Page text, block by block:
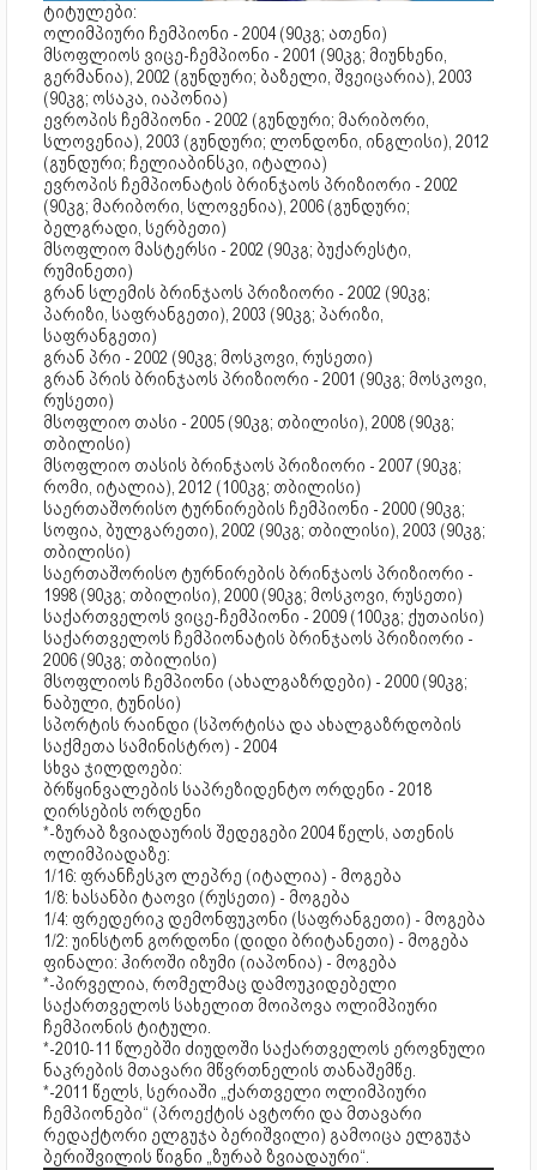
ტიტულები:
ოლიმპიური ჩემპიონი - 2004 (90კგ; ათენი)
მსოფლიოს ვიცე-ჩემპიონი - 2001 (90კგ; მიუნხენი,
გერმანია), 2002 (გუნდური; ბაზელი, შვეიცარია), 2003
(90კგ; ოსაკა, იაპონია)
ევროპის ჩემპიონი - 2002 (გუნდური; მარიბორი,
სლოვენია), 2003 (გუნდური; ლონდონი, ინგლისი), 2012
(გუნდური; ჩელიაბინსკი, იტალია)
ევროპის ჩემპიონატის ბრინჯაოს პრიზიორი - 2002
(90კგ; მარიბორი, სლოვენია), 2006 (გუნდური;
ბელგრადი, სერბეთი)
მსოფლიო მასტერსი - 2002 (90კგ; ბუქარესტი,
რუმინეთი)
გრან სლემის ბრინჯაოს პრიზიორი - 2002 (90კგ;
პარიზი, საფრანგეთი), 2003 (90კგ; პარიზი,
საფრანგეთი)
გრან პრი - 2002 (90კგ; მოსკოვი, რუსეთი)
გრან პრის ბრინჯაოს პრიზიორი - 2001 (90კგ; მოსკოვი,
რუსეთი)
მსოფლიო თასი - 2005 (90კგ; თბილისი), 2008 (90კგ;
თბილისი)
მსოფლიო თასის ბრინჯაოს პრიზიორი - 2007 (90კგ;
რომი, იტალია), 2012 (100კგ; თბილისი)
საერთაშორისო ტურნირების ჩემპიონი - 2000 (90კგ;
სოფია, ბულგარეთი), 2002 (90კგ; თბილისი), 2003 (90კგ;
თბილისი)
საერთაშორისო ტურნირების ბრინჯაოს პრიზიორი -
1998 (90კგ; თბილისი), 2000 (90კგ; მოსკოვი, რუსეთი)
საქართველოს ვიცე-ჩემპიონი - 2009 (100კგ; ქუთაისი)
საქართველოს ჩემპიონატის ბრინჯაოს პრიზიორი -
2006 (90კგ; თბილისი)
მსოფლიოს ჩემპიონი (ახალგაზრდები) - 2000 (90კგ;
ნაბული, ტუნისი)
სპორტის რაინდი (სპორტისა და ახალგაზრდობის
საქმეთა სამინისტრო) - 2004
სხვა ჯილდოები:
ბრწყინვალების საპრეზიდენტო ორდენი - 2018
ღირსების ორდენი
*-ზურაბ ზვიადაურის შედეგები 2004 წელს, ათენის
ოლიმპიადაზე:
1/16: ფრანჩესკო ლეპრე (იტალია) - მოგება
1/8: ხასანბი ტაოვი (რუსეთი) - მოგება
1/4: ფრედერიკ დემონფუკონი (საფრანგეთი) - მოგება
1/2: უინსტონ გორდონი (დიდი ბრიტანეთი) - მოგება
ფინალი: ჰიროში იზუმი (იაპონია) - მოგება
*-პირველია, რომელმაც დამოუკიდებელი
საქართველოს სახელით მოიპოვა ოლიმპიური
ჩემპიონის ტიტული.
*-2010-11 წლებში ძიუდოში საქართველოს ეროვნული
ნაკრების მთავარი მწვრთნელის თანაშემწე.
*-2011 წელს, სერიაში „ქართველი ოლიმპიური
ჩემპიონები“ (პროექტის ავტორი და მთავარი
რედაქტორი ელგუჯა ბერიშვილი) გამოიცა ელგუჯა
ბერიშვილის წიგნი „ზურაბ ზვიადაური“.